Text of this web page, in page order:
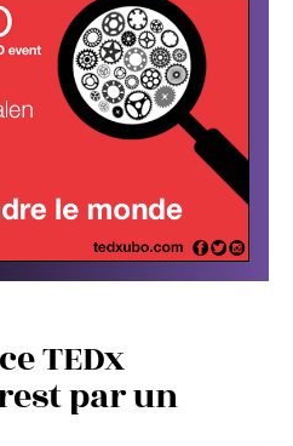
TEDx
par un